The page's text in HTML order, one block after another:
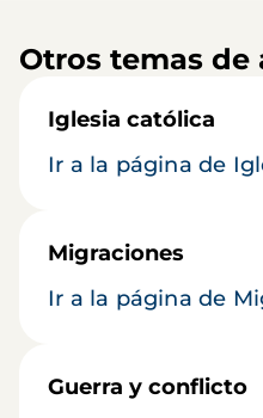
Otros temas de
Iglesia católica
Ir a la página de
Migraciones
Ir a la página de
Guerra y conflicto